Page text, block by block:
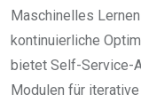
Maschinelles
kontinuierliche
bietet Self-Service-
Modulen für